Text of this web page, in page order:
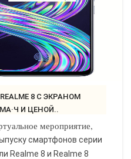
МА·Ч И ЦЕНОЙ..
мероприятие,
смартфонов серии
Realme 8 и Realme 8